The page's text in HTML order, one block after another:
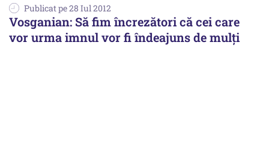
Publicat pe 28 Iul 2012
Vosganian: Să fim încrezători că cei care
vor urma imnul vor fi îndeajuns de mulți